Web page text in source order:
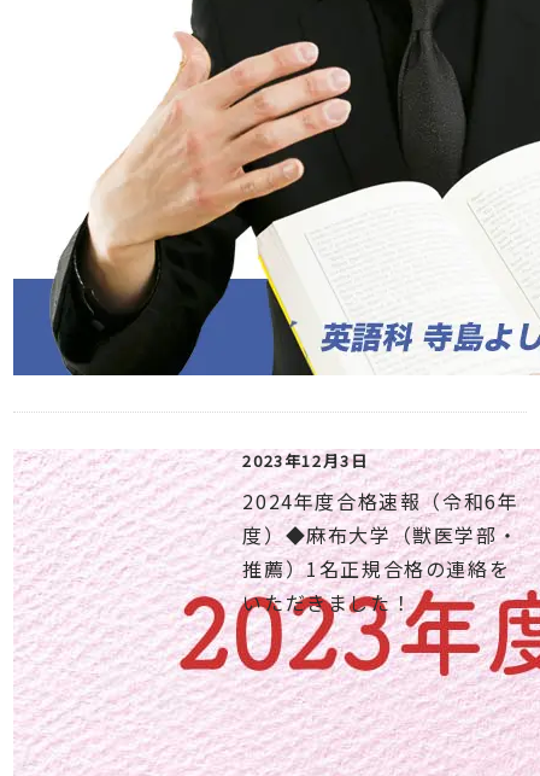
2023年12月3日
2024年度合格速報（令和6年
度）◆麻布大学（獣医学部・
推薦）1名正規合格の連絡を
いただきました！